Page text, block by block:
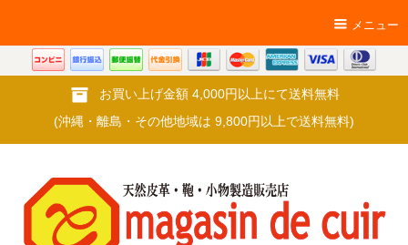
メニュー
お買い上げ金額 4,000円以上にて送料無料
(沖縄・離島・その他地域は 9,800円以上で送料無料)